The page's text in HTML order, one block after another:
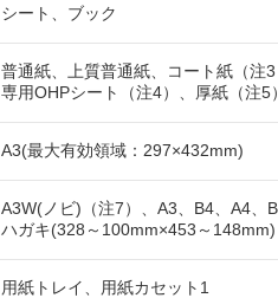
シート、ブック
普通紙、上質普通紙、コート紙（注
専用OHPシート（注4）、厚紙（注5
A3(最大有効領域：297×432mm)
A3W(ノビ)（注7）、A3、B4、A4、
ハガキ(328～100mm×453～148mm)
用紙トレイ、用紙カセット1